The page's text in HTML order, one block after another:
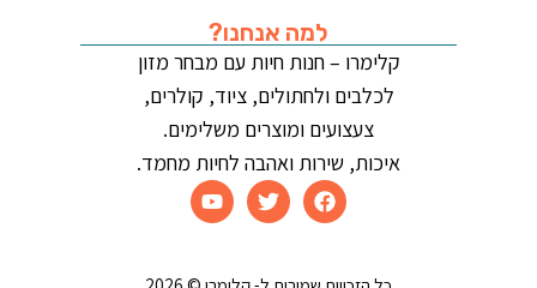
למה אנחנו?
קלימרו – חנות חיות עם מבחר מזון
לכלבים ולחתולים, ציוד, קולרים,
צעצועים ומוצרים משלימים.
איכות, שירות ואהבה לחיות מחמד.